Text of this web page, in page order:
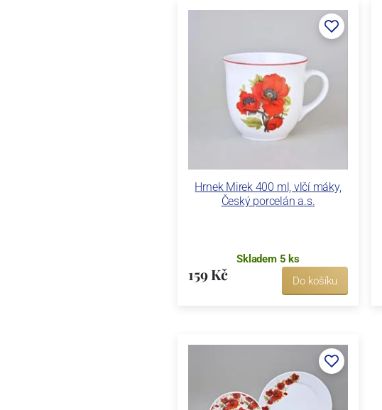
Hrnek Mirek 400 ml, vlčí máky,
Český porcelán a.s.
Skladem 5 ks
159 Kč Do košíku